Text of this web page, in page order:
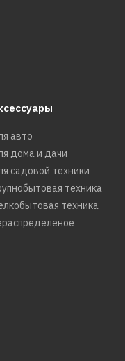
авто
дома и дачи
садовой техники
техника
техника